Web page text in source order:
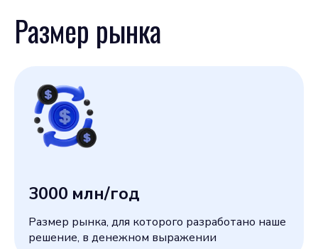
Размер рынка
3000 млн/год
Размер рынка, для которого разработано наше
решение, в денежном выражении